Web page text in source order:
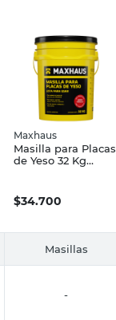
Maxhaus
Masilla para Placas
de Yeso 32 Kg
$34.700
Masillas
-